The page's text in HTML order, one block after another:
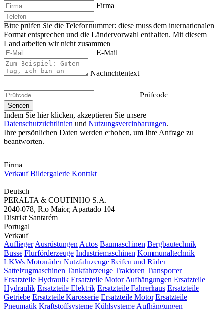
Firma
Bitte prüfen Sie die Telefonnummer: diese muss dem internationalen
Format entsprechen und die Ländervorwahl enthalten. Mit diesem
Land arbeiten wir nicht zusammen
E-Mail
Nachrichtentext
Prüfcode
Indem Sie hier klicken, akzeptieren Sie unsere
Datenschutzrichtlinien und Nutzungsvereinbarungen.
Ihre persönlichen Daten werden erhoben, um Ihre Anfrage zu
beantworten.
Firma
Verkauf Bildergalerie Kontakt
Deutsch
PERALTA & COUTINHO S.A.
2040-078, Rio Maior, Apartado 104
Distrikt Santarém
Portugal
Verkauf
Auflieger Ausrüstungen Autos Baumaschinen Bergbautechnik
Busse Flurförderzeuge Industriemaschinen Kommunaltechnik
LKWs Motorräder Nutzfahrzeuge Reifen und Räder
Sattelzugmaschinen Tankfahrzeuge Traktoren Transporter
Ersatzteile Hydraulik Ersatzteile Motor Aufhängungen Ersatzteile
Hydraulik Ersatzteile Elektrik Ersatzteile Fahrerhaus Ersatzteile
Getriebe Ersatzteile Karosserie Ersatzteile Motor Ersatzteile
Pneumatik Kraftstoffsysteme Kühlsysteme Aufhängungen